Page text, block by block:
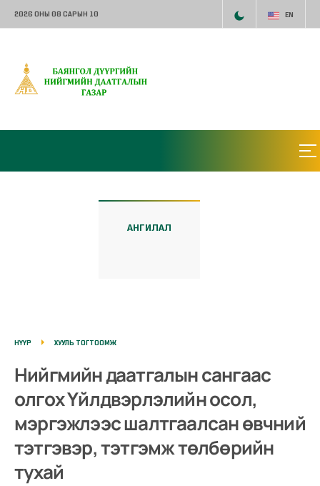
2026 ОНЫ 08 САРЫН 10 EN
АНГИЛАЛ
НҮҮР ХУУЛЬ ТОГТООМЖ
Нийгмийн даатгалын сангаас
олгох Үйлдвэрлэлийн осол,
мэргэжлээс шалтгаалсан өвчний
тэтгэвэр, тэтгэмж төлбөрийн
тухай